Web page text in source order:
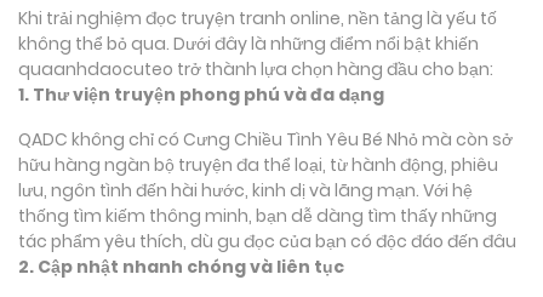
Khi trải nghiệm đọc truyện tranh online, nền tảng là yếu tố
không thể bỏ qua. Dưới đây là những điểm nổi bật khiến
quaanhdaocuteo trở thành lựa chọn hàng đầu cho bạn:
1. Thư viện truyện phong phú và đa dạng
QADC không chỉ có Cưng Chiều Tình Yêu Bé Nhỏ mà còn sở
hữu hàng ngàn bộ truyện đa thể loại, từ hành động, phiêu
lưu, ngôn tình đến hài hước, kinh dị và lãng mạn. Với hệ
thống tìm kiếm thông minh, bạn dễ dàng tìm thấy những
tác phẩm yêu thích, dù gu đọc của bạn có độc đáo đến đâu
2. Cập nhật nhanh chóng và liên tục